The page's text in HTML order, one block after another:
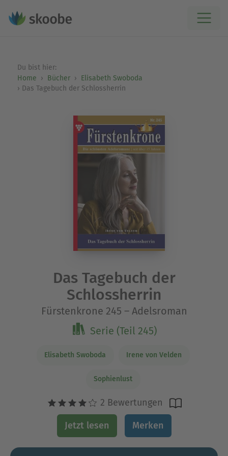
Du bist hier:
Home
Bücher
Elisabeth Swoboda
Das Tagebuch der Schlossherrin
Das Tagebuch der
Schlossherrin
Fürstenkrone 245 – Adelsroman
Serie (Teil 245)
Elisabeth Swoboda Irene von Velden
Sophienlust
2 Bewertungen
Jetzt lesen Merken